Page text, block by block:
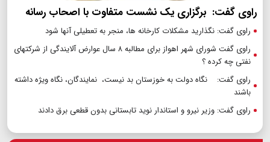
راوی گفت: برگزاری یک نشست متفاوت با اصحاب رسانه
راوی گفت: نگذارید مشکلات کارخانه ها، منجر به تعطیلی آنها شود
راوی گفت شورای شهر اهواز برای مطالبه ۸ سال عوارض آلایندگی از شرکتهای
نفتی چه کرده ؟
راوی گفت: نگاه دولت به خوزستان بد نیست، نمایندگان، نگاه ویژه داشته
باشند
راوی گفت: وزیر نیرو و استاندار نوید تابستانی بدون قطعی برق دادند